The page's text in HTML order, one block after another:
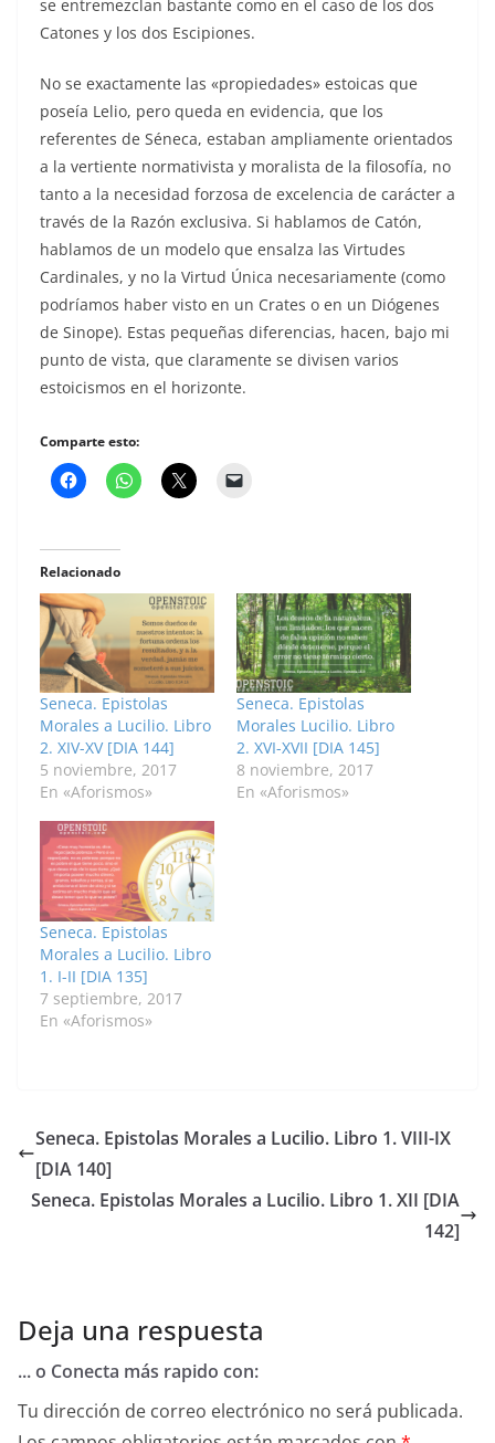
se entremezclan bastante como en el caso de los dos
Catones y los dos Escipiones.
No se exactamente las «propiedades» estoicas que
poseía Lelio, pero queda en evidencia, que los
referentes de Séneca, estaban ampliamente orientados
a la vertiente normativista y moralista de la filosofía, no
tanto a la necesidad forzosa de excelencia de carácter a
través de la Razón exclusiva. Si hablamos de Catón,
hablamos de un modelo que ensalza las Virtudes
Cardinales, y no la Virtud Única necesariamente (como
podríamos haber visto en un Crates o en un Diógenes
de Sinope). Estas pequeñas diferencias, hacen, bajo mi
punto de vista, que claramente se divisen varios
estoicismos en el horizonte.
Comparte esto:
Relacionado
Seneca. Epistolas
Morales a Lucilio. Libro
2. XIV-XV [DIA 144]
5 noviembre, 2017
En «Aforismos»
Seneca. Epistolas
Morales Lucilio. Libro
2. XVI-XVII [DIA 145]
8 noviembre, 2017
En «Aforismos»
Seneca. Epistolas
Morales a Lucilio. Libro
1. I-II [DIA 135]
7 septiembre, 2017
En «Aforismos»
Seneca. Epistolas Morales a Lucilio. Libro 1. VIII-IX
[DIA 140]
Seneca. Epistolas Morales a Lucilio. Libro 1. XII [DIA
142]
Deja una respuesta
... o Conecta más rapido con:
Tu dirección de correo electrónico no será publicada.